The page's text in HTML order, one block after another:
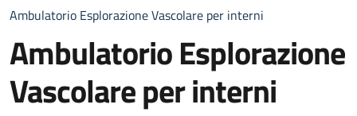
Ambulatorio Esplorazione Vascolare per interni
Ambulatorio Esplorazione
Vascolare per interni